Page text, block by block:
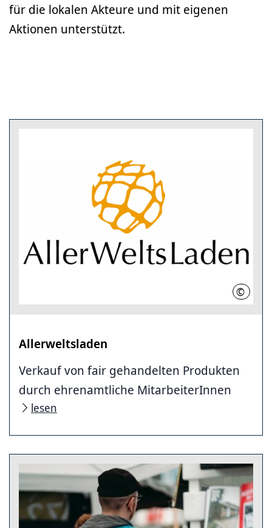
für die lokalen Akteure und mit eigenen
Aktionen unterstützt.
©
Allerweltsladen
Verkauf von fair gehandelten Produkten
durch ehrenamtliche MitarbeiterInnen
lesen